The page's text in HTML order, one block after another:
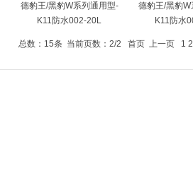
德豹王/黑豹W系列通用型-
K11防水002-20L
德豹王/黑豹
K11防水
总数：15条 当前页数： 2/2 首页 上一页 1